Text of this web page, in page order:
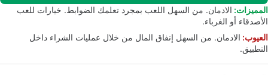
المميزات: الادمان. من السهل اللعب بمجرد تعلمك الضوابط. خيارات للعب
الأصدقاء أو الغرباء.
العيوب: الادمان. من السهل إنفاق المال من خلال عمليات الشراء داخل
التطبيق.